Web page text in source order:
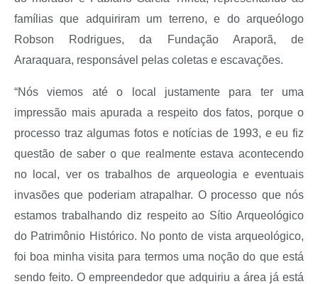
famílias que adquiriram um terreno, e do arqueólogo
Robson Rodrigues, da Fundação Araporã, de
Araraquara, responsável pelas coletas e escavações.
“Nós viemos até o local justamente para ter uma
impressão mais apurada a respeito dos fatos, porque o
processo traz algumas fotos e notícias de 1993, e eu fiz
questão de saber o que realmente estava acontecendo
no local, ver os trabalhos de arqueologia e eventuais
invasões que poderiam atrapalhar. O processo que nós
estamos trabalhando diz respeito ao Sítio Arqueológico
do Patrimônio Histórico. No ponto de vista arqueológico,
foi boa minha visita para termos uma noção do que está
sendo feito. O empreendedor que adquiriu a área já está